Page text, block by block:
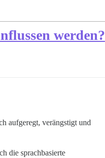
werden?
aufgeregt, verängstigt und
die sprachbasierte